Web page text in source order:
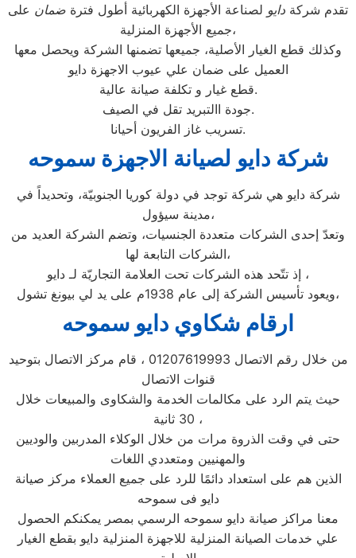
تقدم شركة دايو لصناعة الأجهزة الكهربائية أطول فترة ضمان على
جميع الأجهزة المنزلية،
وكذلك قطع الغيار الأصلية، جميعها تضمنها الشركة ويحصل معها
العميل على ضمان علي عيوب الاجهزة دايو
قطع غيار و تكلفة صيانة عالية.
جودة االتبريد تقل في الصيف.
تسريب غاز الفريون أحيانا.
شركة دايو لصيانة الاجهزة سموحه
شركة دايو هي شركة توجد في دولة كوريا الجنوبيّة، وتحديداً في
مدينة سيؤول،
وتعدّ إحدى الشركات متعددة الجنسيات، وتضم الشركة العديد من
الشركات التابعة لها،
إذ تتّحد هذه الشركات تحت العلامة التجاريّة لـ دايو ،
ويعود تأسيس الشركة إلى عام 1938م على يد لي بيونغ تشول،
ارقام شكاوي دايو سموحه
من خلال رقم الاتصال 01207619993 ، قام مركز الاتصال بتوحيد
قنوات الاتصال
حيث يتم الرد على مكالمات الخدمة والشكاوى والمبيعات خلال
30 ثانية ،
حتى في وقت الذروة مرات من خلال الوكلاء المدربين والوديين
والمهنيين ومتعددي اللغات
الذين هم على استعداد دائمًا للرد على جميع العملاء مركز صيانة
دايو فى سموحه
معنا مراكز صيانة دايو سموحه الرسمي بمصر يمكنكم الحصول
علي خدمات الصيانة المنزلية للاجهزة المنزلية دايو بقطع الغيار